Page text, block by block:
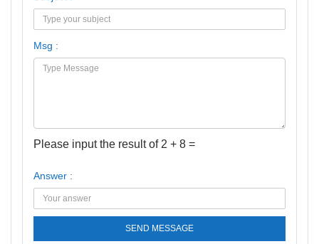
Msg :
Please input the result of 2 + 8 =
Answer :
SEND MESSAGE